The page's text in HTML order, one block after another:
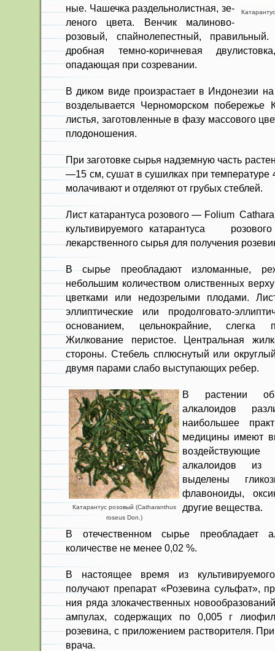
ные. Чашечка раздельнолистная, зе­
леного цвета. Венчик малиново-
розо­вый, спайнолепестный,
дробная темно-коричневая
опадающая при созревании.
В диком виде произрастает в Ин­донезии
возделывается Черноморском побережье
листья, заготов­ленные в фазу массового
плодоношения.
При заготовке сырья надземную часть
—15 см, сушат в сушилках при
молачивают и отделяют от грубых стеблей.
Лист катарантуса розового — Folium
культивируемого катарантуса розового
лекарственного сырья для получения
В сырье преобладают изломанные,
небольшим ко­личеством олиственных
цветками или не­дозрелыми плодами.
эллиптические или про­долговато-
основанием, цельнокрайние, слег­ка
Жилкова­ние перистое. Центральная
стороны. Стебель сплюснутый или
двумя парами слабо выступающих ребер.
Катарантус розовый (Catharanthus
roseus Don.)
В растении
алкалоидов
наибольшее
медицины имеют
алкалоидов из
выделены
флавоноиды,
другие вещества.
В отечественном сырье преоблада­ет
количестве не менее 0,02 %.
В настоящее время из культиви­руемого
получают препарат «Розевина сульфат»,
ния ряда злокачественных
ампу­лах, содержащих по 0,005 г
розевина, с при­ложением растворителя.
врача.